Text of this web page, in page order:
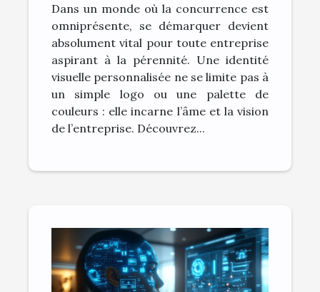
entreprise ?
Dans un monde où la concurrence est
omniprésente, se démarquer devient
absolument vital pour toute entreprise
aspirant à la pérennité. Une identité
visuelle personnalisée ne se limite pas à
un simple logo ou une palette de
couleurs : elle incarne l’âme et la vision
de l’entreprise. Découvrez...